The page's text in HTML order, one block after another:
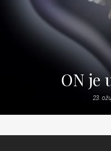
ON je
23.